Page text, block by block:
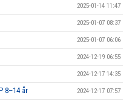
2025-01-14 11:47
2025-01-07 08:37
2025-01-07 06:06
2024-12-19 06:55
2024-12-17 14:35
8–14 år 2024-12-17 07:57